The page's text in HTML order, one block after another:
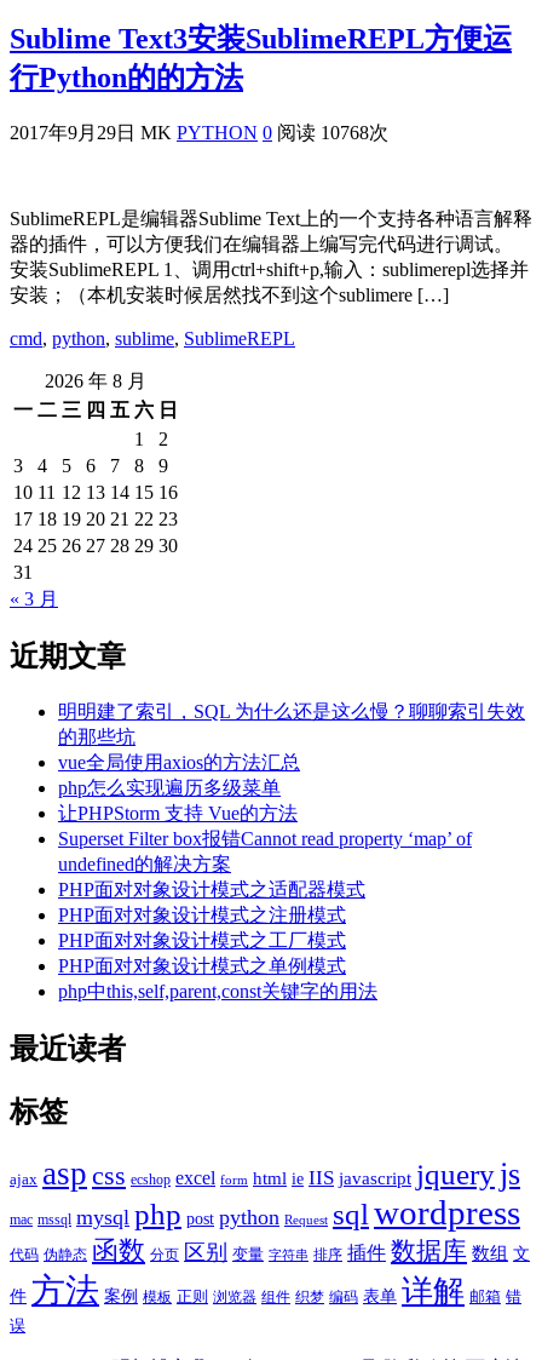
Sublime Text3安装SublimeREPL方便运
行Python的的方法
2017年9月29日 MK PYTHON 0 阅读 10768次
SublimeREPL是编辑器Sublime Text上的一个支持各种语言解释
器的插件，可以方便我们在编辑器上编写完代码进行调试。
安装SublimeREPL 1、调用ctrl+shift+p,输入：sublimerepl选择并
安装；（本机安装时候居然找不到这个sublimere […]
cmd, python, sublime, SublimeREPL
2026 年 8 月
一 二 三 四 五 六 日
1
2
3
4 5 6 7 8
9
10 11 12 13 14 15 16
17 18 19 20 21 22 23
24 25 26 27 28 29 30
31
« 3 月
近期文章
明明建了索引，SQL 为什么还是这么慢？聊聊索引失效
的那些坑
vue全局使用axios的方法汇总
php怎么实现遍历多级菜单
让PHPStorm 支持 Vue的方法
Superset Filter box报错Cannot read property ‘map’ of
undefined的解决方案
PHP面对对象设计模式之适配器模式
PHP面对对象设计模式之注册模式
PHP面对对象设计模式之工厂模式
PHP面对对象设计模式之单例模式
php中this,self,parent,const关键字的用法
最近读者
标签
ajax asp css ecshop excel form html ie IIS javascript jqueryjs
mac mssql mysql php post python Request sql wordpress
代码 伪静态 函数 分页 区别 变量 字符串 排序 插件 数据库 数组 文
件 方法 案例 模板 正则 浏览器 组件 织梦 编码 表单 详解 邮箱 错
误